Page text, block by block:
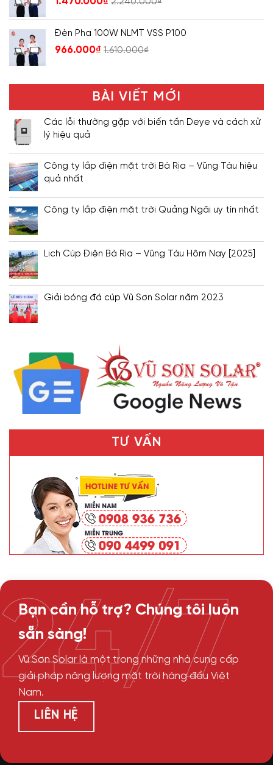
Đèn Pha 100W NLMT VSS P100
966.000₫ 1.610.000₫
BÀI VIẾT MỚI
Các lỗi thường gặp với biến tần Deye và cách xử
lý hiệu quả
Công ty lắp điện mặt trời Bà Rịa – Vũng Tàu hiệu
quả nhất
Công ty lắp điện mặt trời Quảng Ngãi uy tín nhất
Lịch Cúp Điện Bà Rịa – Vũng Tàu Hôm Nay [2025]
Giải bóng đá cúp Vũ Sơn Solar năm 2023
TƯ VẤN
Bạn cần hỗ trợ? Chúng tôi luôn
sẵn sàng!
Vũ Sơn Solar là một trong những nhà cung cấp
giải pháp năng lượng mặt trời hàng đầu Việt
Nam.
LIÊN HỆ
24/7